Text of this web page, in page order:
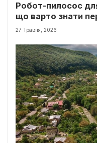
Робот-пилосос
що варто знати
27 Травня, 2026